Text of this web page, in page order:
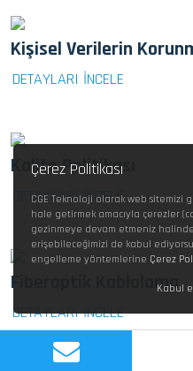
Kişisel Verilerin
DETAYLARI İNCELE
Kalite Politikası
DETAYLARI İNCELE
Fiberoptik Kablolama
DETAYLARI İNCELE
Çerez Politikası
CGE Teknoloji olarak web sitemizi
hale getirmek amacıyla çerezler
gezinmeye devam etmeniz
erişebileceğimizi de kabul
engelleme yöntemlerine Çerez
Kabul